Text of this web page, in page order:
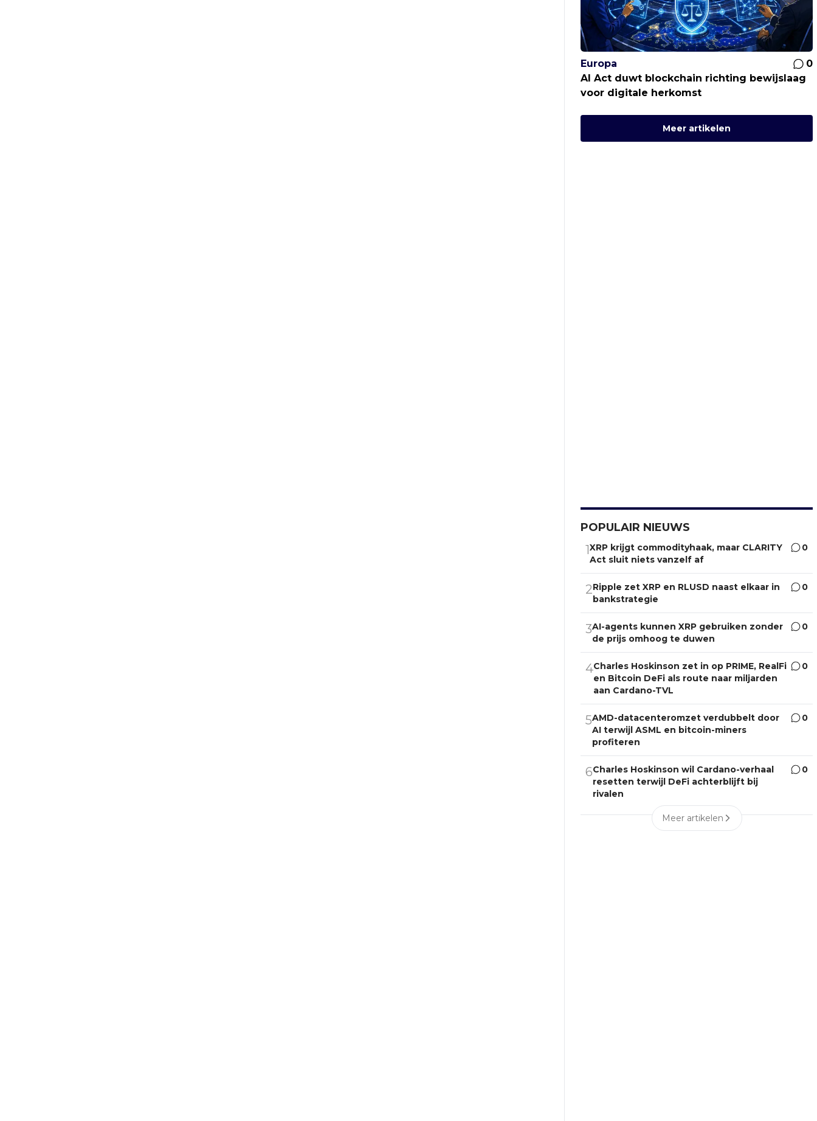
Europa
0
AI Act duwt blockchain richting bewijslaag
voor digitale herkomst
Meer artikelen
POPULAIR NIEUWS
1XRP krijgt commodityhaak, maar CLARITY
Act sluit niets vanzelf af
0
2Ripple zet XRP en RLUSD naast elkaar in
bankstrategie
0
3AI-agents kunnen XRP gebruiken zonder
de prijs omhoog te duwen
0
4Charles Hoskinson zet in op PRIME, RealFi
en Bitcoin DeFi als route naar miljarden
aan Cardano-TVL
0
5AMD-datacenteromzet verdubbelt door
AI terwijl ASML en bitcoin-miners
profiteren
0
6Charles Hoskinson wil Cardano-verhaal
resetten terwijl DeFi achterblijft bij
rivalen
0
Meer artikelen